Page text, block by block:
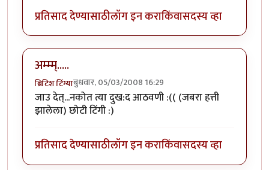
प्रतिसाद देण्यासाठीलॉग इन कराकिंवासदस्य व्हा
अम्म्म्.....
ब्रिटिश टिंग्याबुधवार, 05/03/2008 16:29
जाउ देत्...नकोत त्या दुख:द आठवणी :(( (जबरा हत्ती
झालेला) छोटी टिंगी :)
प्रतिसाद देण्यासाठीलॉग इन कराकिंवासदस्य व्हा